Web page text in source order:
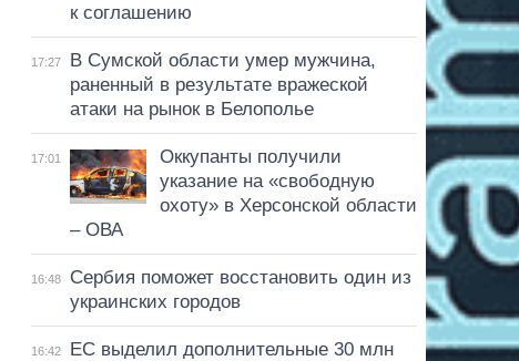
к соглашению
17:27
В Сумской области умер мужчина,
раненный в результате вражеской
атаки на рынок в Белополье
17:01
Оккупанты получили
указание на «свободную
охоту» в Херсонской области
– ОВА
16:48
Сербия поможет восстановить один из
украинских городов
16:42
ЕС выделил дополнительные 30 млн